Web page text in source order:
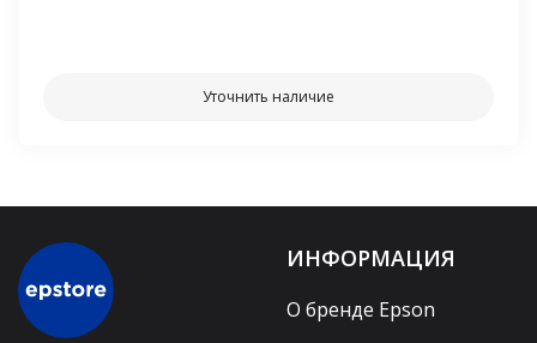
Уточнить наличие
ИНФОРМАЦИЯ
О бренде Epson